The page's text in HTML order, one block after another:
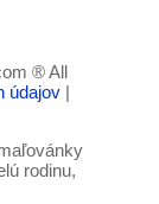
® All
údajov |
rodinu,